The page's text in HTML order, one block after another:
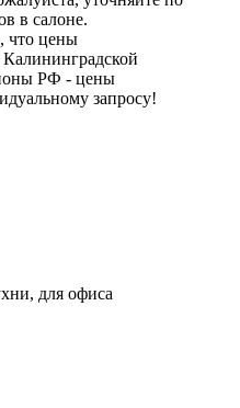
в салоне.
что цены
Калининградской
РФ - цены
запросу!
для офиса